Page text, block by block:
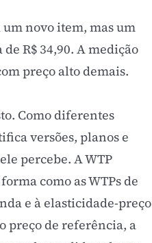
novo item, mas um
R$ 34,90. A medição
preço alto demais.
Como diferentes
versões, planos e
percebe. A WTP
como as WTPs de
e àelasticidade-preço
preço de referência, a